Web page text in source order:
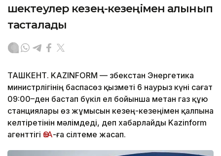
шектеулер кезең-кезеңімен алынып
тасталады
ТАШКЕНТ. KAZINFORM — Өзбекстан Энергетика
министрлігінің баспасөз қызметі 6 наурыз күні сағат
09:00–ден бастап бүкіл ел бойынша метан газ құю
станциялары өз жұмысын кезең-кезеңімен қалпына
келтіретінін мәлімдеді, деп хабарлайды Kazinform
агенттігі ӨзА-ға сілтеме жасап.